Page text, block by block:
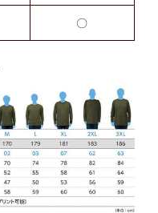
〇